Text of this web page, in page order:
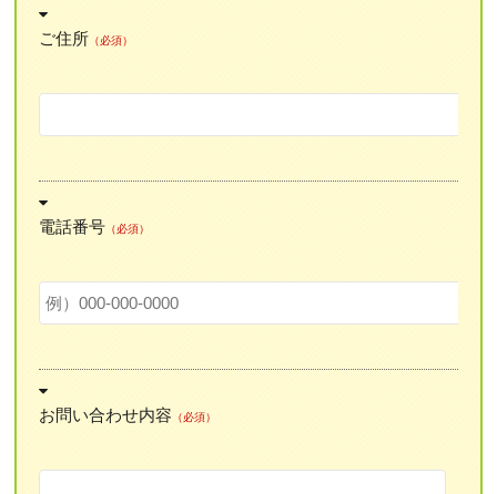
ご住所 （必須）
電話番号 （必須）
お問い合わせ内容 （必須）